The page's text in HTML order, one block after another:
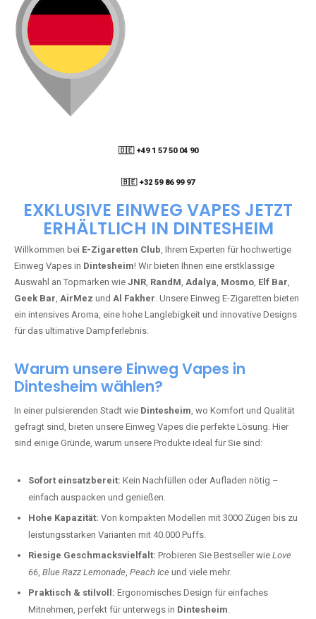
🇩🇪 +49 1 57 50 04 90
🇧🇪 +32 59 86 99 97
EXKLUSIVE EINWEG VAPES JETZT
ERHÄLTLICH IN DINTESHEIM
Willkommen bei E-Zigaretten Club, Ihrem Experten für hochwertige
Einweg Vapes in Dintesheim! Wir bieten Ihnen eine erstklassige
Auswahl an Topmarken wie JNR, RandM, Adalya, Mosmo, Elf Bar,
Geek Bar, AirMez und Al Fakher. Unsere Einweg E-Zigaretten bieten
ein intensives Aroma, eine hohe Langlebigkeit und innovative Designs
für das ultimative Dampferlebnis.
Warum unsere Einweg Vapes in
Dintesheim wählen?
In einer pulsierenden Stadt wie Dintesheim, wo Komfort und Qualität
gefragt sind, bieten unsere Einweg Vapes die perfekte Lösung. Hier
sind einige Gründe, warum unsere Produkte ideal für Sie sind:
Sofort einsatzbereit: Kein Nachfüllen oder Aufladen nötig –
einfach auspacken und genießen.
Hohe Kapazität: Von kompakten Modellen mit 3000 Zügen bis zu
leistungsstarken Varianten mit 40.000 Puffs.
Riesige Geschmacksvielfalt: Probieren Sie Bestseller wie Love
66, Blue Razz Lemonade, Peach Ice und viele mehr.
Praktisch & stilvoll: Ergonomisches Design für einfaches
Mitnehmen, perfekt für unterwegs in Dintesheim.